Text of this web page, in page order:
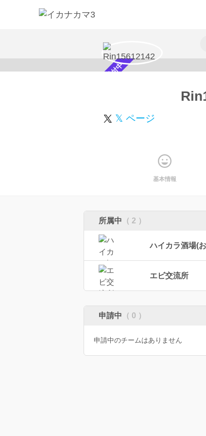
スカウト受付中
𝕏 ページ
基本情報
所属中 （ 2 ）
ハイカラ酒場(
エビ交流所
申請中 （ 0 ）
申請中のチームはありません